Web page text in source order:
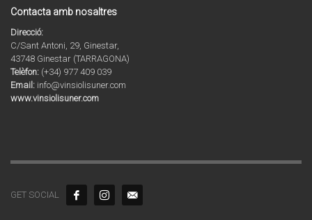
vinagres tradicionals.
Contacta amb nosaltres
Direcció:
C/Sant Antoni, 29, Ginestar,
43748 Ginestar (TARRAGONA)
Telèfon: (+34) 977 409 039
Email: info@vinsiolisuner.com
www.vinsiolisuner.com
GET SOCIAL